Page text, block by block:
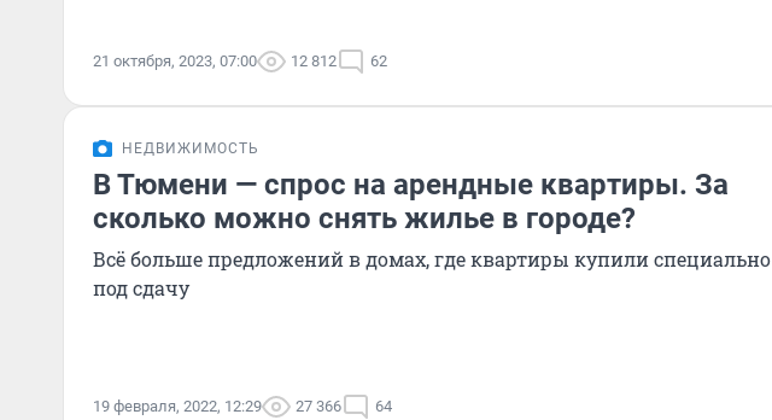
21 октября, 2023, 07:00 12 812 62
НЕДВИЖИМОСТЬ
В Тюмени — спрос на арендные квартиры. За
сколько можно снять жилье в городе?
Всё больше предложений в домах, где квартиры купили специально
под сдачу
19 февраля, 2022, 12:29 27 366 64